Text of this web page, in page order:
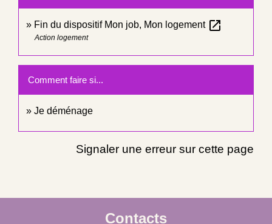
Fin du dispositif Mon job, Mon logement open_in_new
Action logement
Comment faire si...
Je déménage
Signaler une erreur sur cette page
Contacts